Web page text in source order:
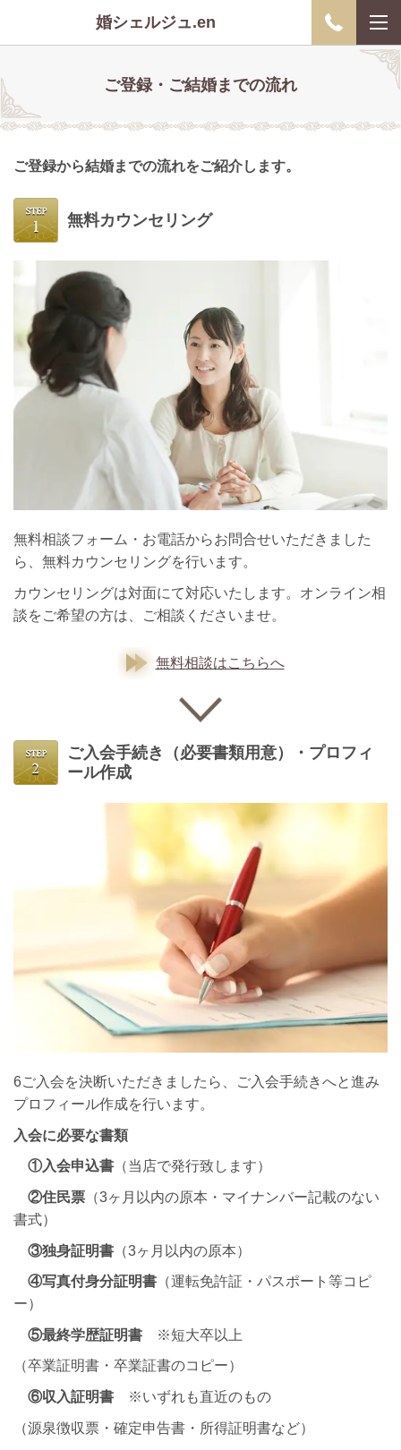
婚シェルジュ.en
ご登録・ご結婚までの流れ
ご登録から結婚までの流れをご紹介します。
無料カウンセリング
無料相談フォーム・お電話からお問合せいただきました
ら、無料カウンセリングを行います。
カウンセリングは対面にて対応いたします。オンライン相
談をご希望の方は、ご相談くださいませ。
無料相談はこちらへ
ご入会手続き
（必要書類用意）・プロフィ
ール作成
6ご入会を決断いただきましたら、ご入会手続きへと進み
プロフィール作成を行います。
入会に必要な書類
①入会申込書 （当店で発行致します）
②住民票 （3ヶ月以内の原本・マイナンバー記載のない
書式）
③独身証明書 （3ヶ月以内の原本）
④写真付身分証明書 （運転免許証・パスポート等コピ
ー）
⑤最終学歴証明書 ※短大卒以上
（卒業証明書・卒業証書のコピー）
⑥収入証明書 ※いずれも直近のもの
（源泉徴収票・確定申告書・所得証明書など）